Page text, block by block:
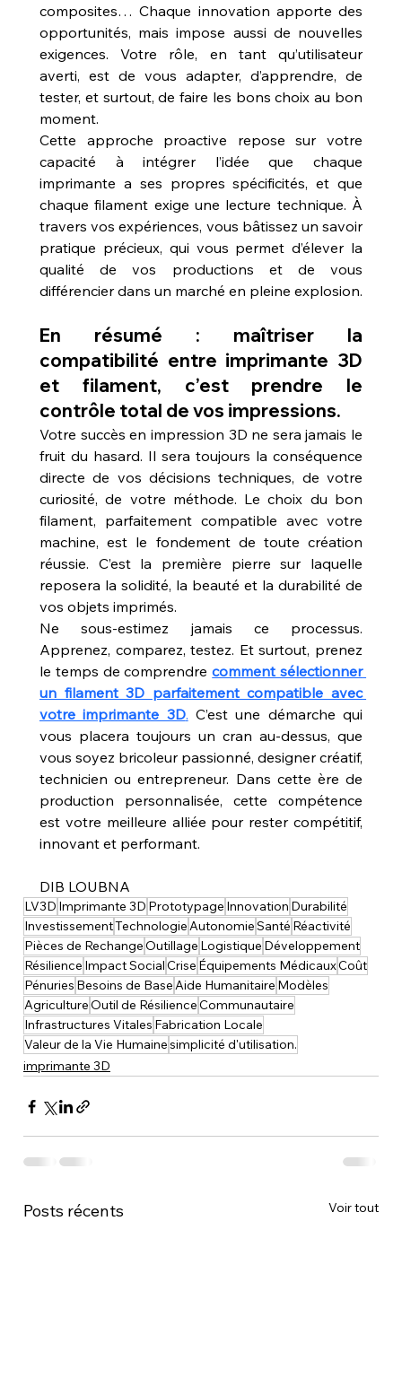
composites… Chaque innovation apporte des
opportunités, mais impose aussi de nouvelles
exigences. Votre rôle, en tant qu’utilisateur
averti, est de vous adapter, d’apprendre, de
tester, et surtout, de faire les bons choix au bon
moment.
Cette approche proactive repose sur votre
capacité à intégrer l’idée que chaque
imprimante a ses propres spécificités, et que
chaque filament exige une lecture technique. À
travers vos expériences, vous bâtissez un savoir
pratique précieux, qui vous permet d’élever la
qualité de vos productions et de vous
différencier dans un marché en pleine explosion.
En résumé : maîtriser la
compatibilité entre imprimante 3D
et filament, c’est prendre le
contrôle total de vos impressions.
Votre succès en impression 3D ne sera jamais le
fruit du hasard. Il sera toujours la conséquence
directe de vos décisions techniques, de votre
curiosité, de votre méthode. Le choix du bon
filament, parfaitement compatible avec votre
machine, est le fondement de toute création
réussie. C’est la première pierre sur laquelle
reposera la solidité, la beauté et la durabilité de
vos objets imprimés.
Ne sous-estimez jamais ce processus.
Apprenez, comparez, testez. Et surtout, prenez
le temps de comprendre comment sélectionner
un filament 3D parfaitement compatible avec
votre imprimante 3D. C’est une démarche qui
vous placera toujours un cran au-dessus, que
vous soyez bricoleur passionné, designer créatif,
technicien ou entrepreneur. Dans cette ère de
production personnalisée, cette compétence
est votre meilleure alliée pour rester compétitif,
innovant et performant.
DIB LOUBNA
LV3D Imprimante 3D Prototypage Innovation Durabilité
InvestissementTechnologieAutonomieSanté Réactivité
Pièces de RechangeOutillage Logistique Développement
Résilience Impact SocialCrise Équipements MédicauxCoût
Pénuries Besoins de BaseAide Humanitaire Modèles
AgricultureOutil de RésilienceCommunautaire
Infrastructures Vitales Fabrication Locale
Valeur de la Vie Humainesimplicité d'utilisation.
imprimante 3D
Posts récents Voir tout